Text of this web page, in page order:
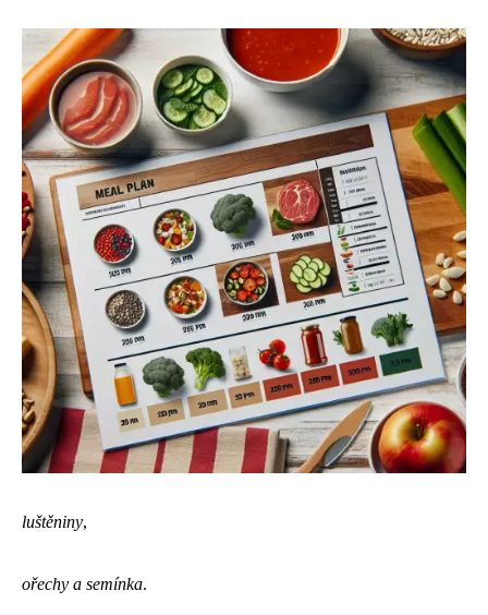
luštěniny,
ořechy a semínka.